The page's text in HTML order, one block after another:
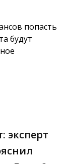
попасть
будут
эксперт